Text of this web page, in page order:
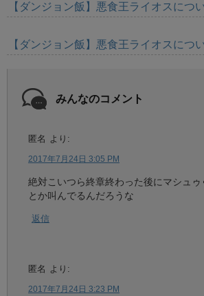
【ダンジョン飯】悪食王ライオスにつ
【ダンジョン飯】悪食王ライオスにつ
みんなのコメント
匿名 より:
2017年7月24日 3:05 PM
絶対こいつら終章終わった後にマシュゥ
とか叫んでるんだろうな
返信
匿名 より:
2017年7月24日 3:23 PM